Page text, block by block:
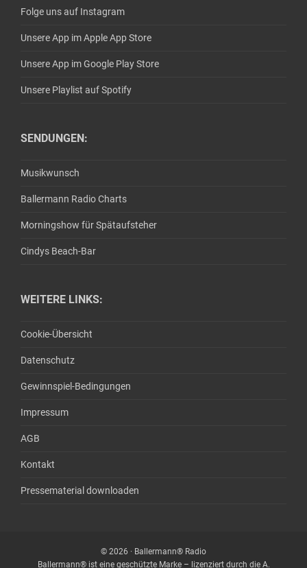
Folge uns auf Instagram
Unsere App im Apple App Store
Unsere App im Google Play Store
Unsere Playlist auf Spotify
SENDUNGEN:
Musikwunsch
Ballermann Radio Charts
Morningshow für Spätaufsteher
Cindys Beach-Bar
WEITERE LINKS:
Cookie-Übersicht
Datenschutz
Gewinnspiel-Bedingungen
Impressum
AGB
Kontakt
Pressematerial downloaden
© 2026 · Ballermann® Radio
Ballermann® ist eine geschützte Marke – lizenziert durch die A.